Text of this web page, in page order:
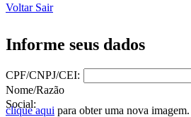
Voltar Sair
Informe seus dados
CPF/CNPJ/CEI:
Nome/Razão
Social:
clique aqui para obter uma nova imagem.